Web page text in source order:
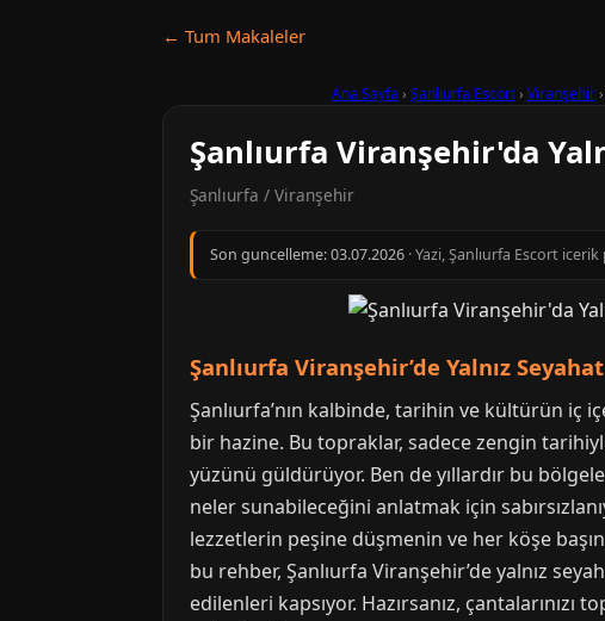
← Tum Makaleler
Ana Sayfa › Şanlıurfa Escort› Viranşehir›
Şanlıurfa Viranşehir'da
Şanlıurfa / Viranşehir
Son guncelleme:03.07.2026 · Yazi, Şanlıurfa Escort
Şanlıurfa Viranşehir’de Yalnız
Şanlıurfa’nın kalbinde, tarihin ve kültürün iç
bir hazine. Bu topraklar, sadece zengin
yüzünü güldürüyor. Ben de yıllardır bu
neler sunabileceğini anlatmak için
lezzetlerin peşine düşmenin ve her köşe
bu rehber, Şanlıurfa Viranşehir’de yalnız
edilenleri kapsıyor. Hazırsanız, çantalarınızı